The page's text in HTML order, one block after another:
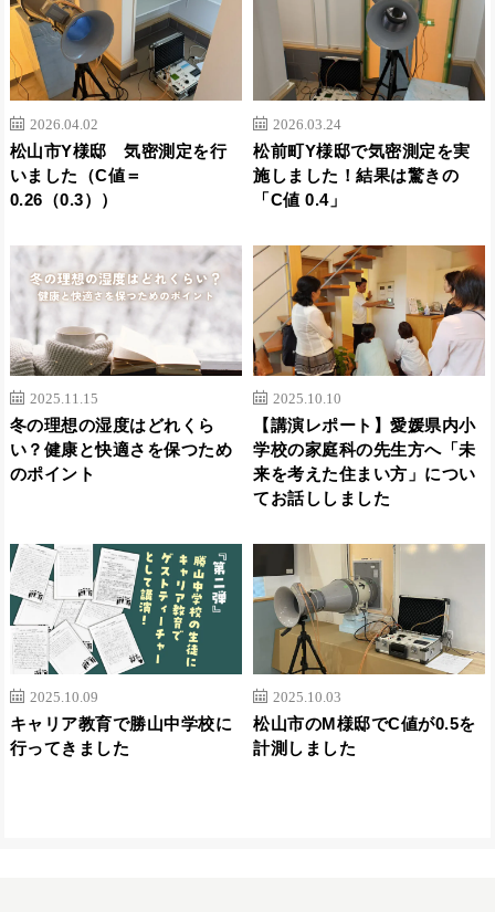
2026.04.02
松山市Y様邸 気密測定を行
いました（C値＝
0.26（0.3））
2026.03.24
松前町Y様邸で気密測定を実
施しました！結果は驚きの
「C値 0.4」
2025.11.15
冬の理想の湿度はどれくら
い？健康と快適さを保つため
のポイント
2025.10.10
【講演レポート】愛媛県内小
学校の家庭科の先生方へ「未
来を考えた住まい方」につい
てお話ししました
2025.10.09
キャリア教育で勝山中学校に
行ってきました
2025.10.03
松山市のM様邸でC値が0.5を
計測しました